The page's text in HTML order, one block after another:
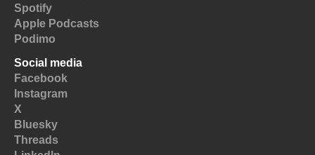
Spotify
Apple Podcasts
Podimo
Social media
Facebook
Instagram
X
Bluesky
Threads